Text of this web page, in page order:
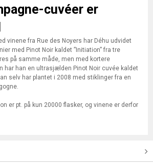
cuvéer er
vinene fra Rue des Noyers har Déhu udvidet
med Pinot Noir kaldet ”Initiation” fra tre
på samme måde, men med kortere
har han en ultrasjælden Pinot Noir cuvée kaldet
selv har plantet i 2008 med stiklinger fra en
er pt. på kun 20000 flasker, og vinene er derfor